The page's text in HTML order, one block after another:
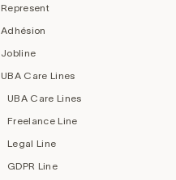
Represent
Adhésion
Jobline
UBA Care Lines
UBA Care Lines
Freelance Line
Legal Line
GDPR Line